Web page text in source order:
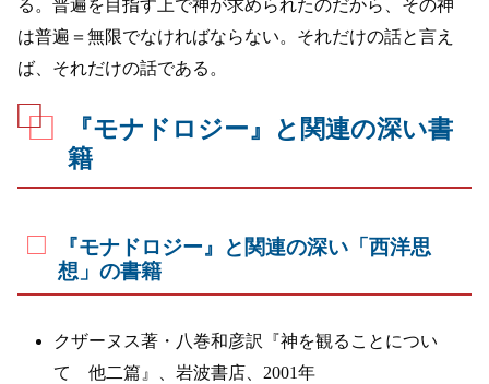
る。普遍を目指す上で神が求められたのだから、その神
は普遍＝無限でなければならない。それだけの話と言え
ば、それだけの話である。
『モナドロジー』と関連の深い書
籍
『モナドロジー』と関連の深い「西洋思
想」の書籍
クザーヌス著・八巻和彦訳『神を観ることについ
て 他二篇』、岩波書店、2001年